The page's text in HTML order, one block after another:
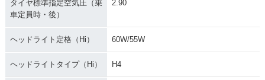
タイヤ標準指定空気圧（乗
車定員時・後）
2.90
ヘッドライト定格（Hi） 60W/55W
ヘッドライトタイプ（Hi） H4